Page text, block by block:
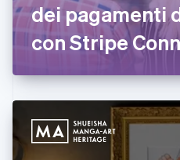
dei pagamenti
con Stripe
Finlandia
English Svenska
Francia
Germania
日本語English
Gibilterra